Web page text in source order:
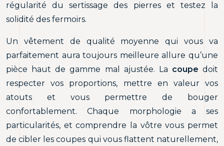
régularité du sertissage des pierres et testez la
solidité des fermoirs.
Un vêtement de qualité moyenne qui vous va
parfaitement aura toujours meilleure allure qu’une
pièce haut de gamme mal ajustée. La coupe doit
respecter vos proportions, mettre en valeur vos
atouts et vous permettre de bouger
confortablement. Chaque morphologie a ses
particularités, et comprendre la vôtre vous permet
de cibler les coupes qui vous flattent naturellement,